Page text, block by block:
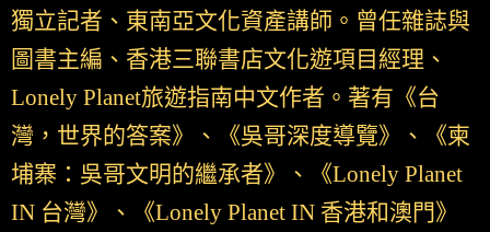
獨立記者、東南亞文化資產講師。曾任雜誌與
圖書主編、香港三聯書店文化遊項目經理、
Lonely Planet旅遊指南中文作者。著有《台
灣，世界的答案》、《吳哥深度導覽》、《柬
埔寨：吳哥文明的繼承者》、《Lonely Planet
IN 台灣》、《Lonely Planet IN 香港和澳門》